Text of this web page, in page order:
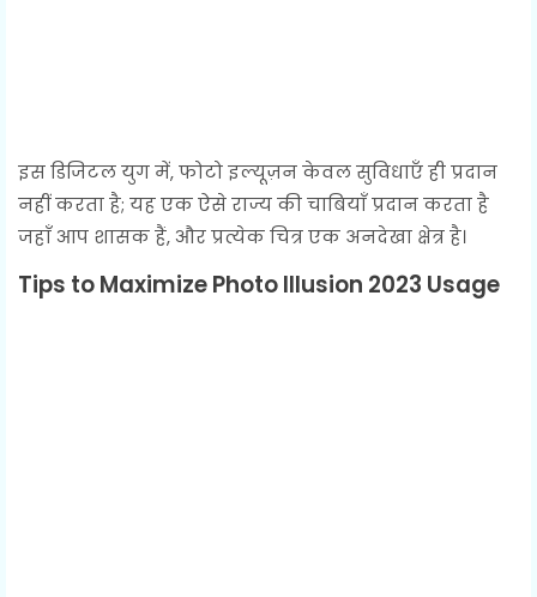
इस डिजिटल युग में, फोटो इल्यूज़न केवल सुविधाएँ ही प्रदान
नहीं करता है; यह एक ऐसे राज्य की चाबियाँ प्रदान करता है
जहाँ आप शासक हैं, और प्रत्येक चित्र एक अनदेखा क्षेत्र है।
Tips to Maximize Photo Illusion 2023 Usage